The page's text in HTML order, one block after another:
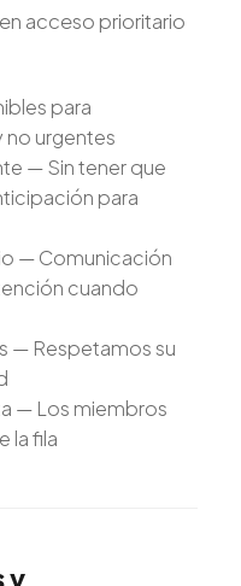
acceso prioritario
para
urgentes
— Sin tener que
para
— Comunicación
cuando
— Respetamos su
— Los miembros
la fila